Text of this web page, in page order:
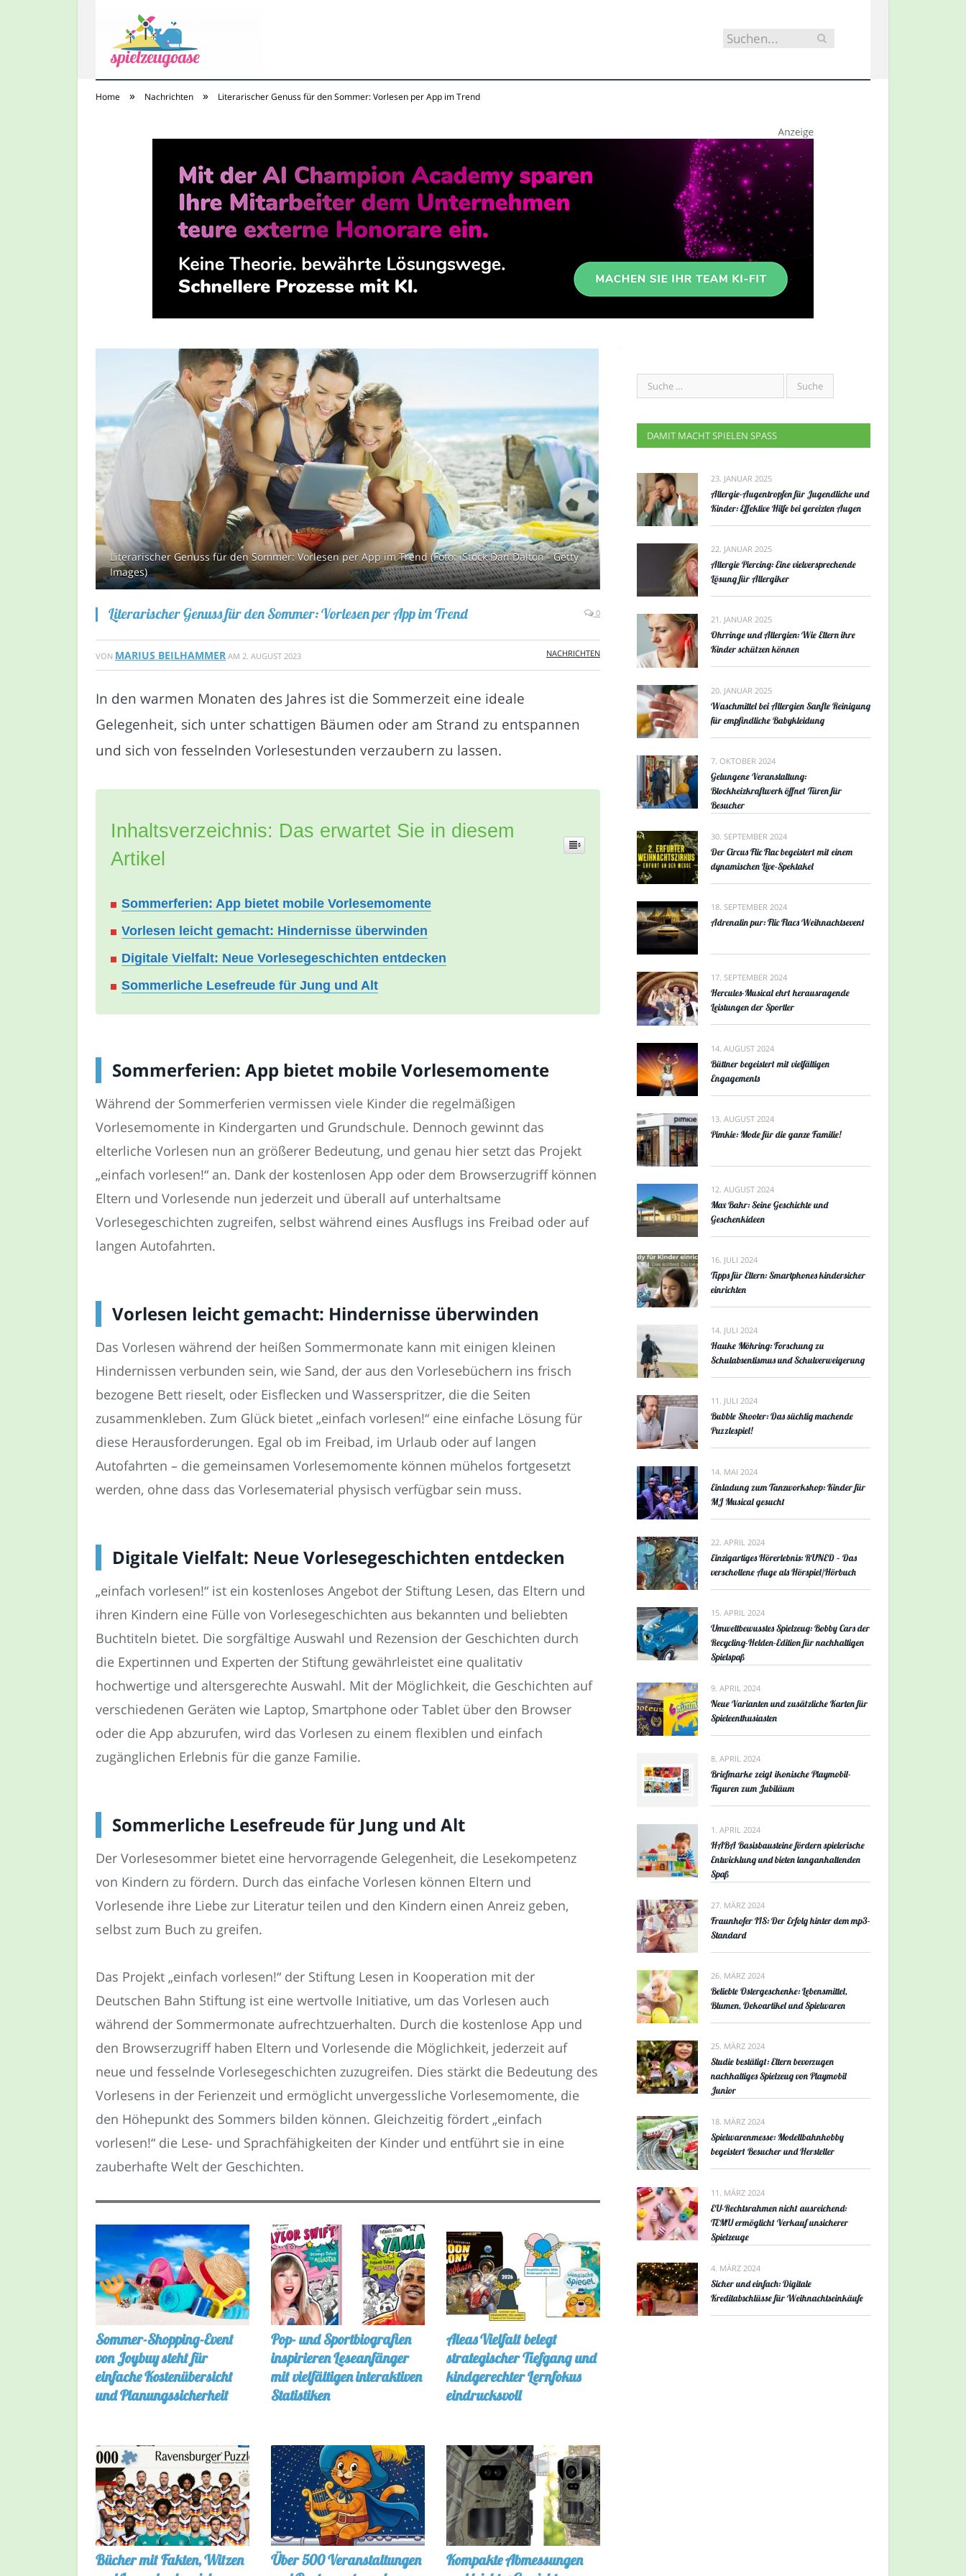
Home » Nachrichten » Literarischer Genuss für den Sommer: Vorlesen per App im Trend
Literarischer Genuss für den Sommer: Vorlesen per App im Trend (Foto: iStock Dan Dalton - Getty
Images)
Literarischer Genuss für den Sommer: Vorlesen per App im Trend 0
VON MARIUS BEILHAMMER AM 2. AUGUST 2023 NACHRICHTEN
In den warmen Monaten des Jahres ist die Sommerzeit eine ideale
Gelegenheit, sich unter schattigen Bäumen oder am Strand zu entspannen
und sich von fesselnden Vorlesestunden verzaubern zu lassen.
Inhaltsverzeichnis: Das erwartet Sie in diesem
Artikel
Sommerferien: App bietet mobile Vorlesemomente
Vorlesen leicht gemacht: Hindernisse überwinden
Digitale Vielfalt: Neue Vorlesegeschichten entdecken
Sommerliche Lesefreude für Jung und Alt
Sommerferien: App bietet mobile Vorlesemomente
Während der Sommerferien vermissen viele Kinder die regelmäßigen
Vorlesemomente in Kindergarten und Grundschule. Dennoch gewinnt das
elterliche Vorlesen nun an größerer Bedeutung, und genau hier setzt das Projekt
„einfach vorlesen!“ an. Dank der kostenlosen App oder dem Browserzugriff können
Eltern und Vorlesende nun jederzeit und überall auf unterhaltsame
Vorlesegeschichten zugreifen, selbst während eines Ausflugs ins Freibad oder auf
langen Autofahrten.
Vorlesen leicht gemacht: Hindernisse überwinden
Das Vorlesen während der heißen Sommermonate kann mit einigen kleinen
Hindernissen verbunden sein, wie Sand, der aus den Vorlesebüchern ins frisch
bezogene Bett rieselt, oder Eisflecken und Wasserspritzer, die die Seiten
zusammenkleben. Zum Glück bietet „einfach vorlesen!“ eine einfache Lösung für
diese Herausforderungen. Egal ob im Freibad, im Urlaub oder auf langen
Autofahrten – die gemeinsamen Vorlesemomente können mühelos fortgesetzt
werden, ohne dass das Vorlesematerial physisch verfügbar sein muss.
Digitale Vielfalt: Neue Vorlesegeschichten entdecken
„einfach vorlesen!“ ist ein kostenloses Angebot der Stiftung Lesen, das Eltern und
ihren Kindern eine Fülle von Vorlesegeschichten aus bekannten und beliebten
Buchtiteln bietet. Die sorgfältige Auswahl und Rezension der Geschichten durch
die Expertinnen und Experten der Stiftung gewährleistet eine qualitativ
hochwertige und altersgerechte Auswahl. Mit der Möglichkeit, die Geschichten auf
verschiedenen Geräten wie Laptop, Smartphone oder Tablet über den Browser
oder die App abzurufen, wird das Vorlesen zu einem flexiblen und einfach
zugänglichen Erlebnis für die ganze Familie.
Sommerliche Lesefreude für Jung und Alt
Der Vorlesesommer bietet eine hervorragende Gelegenheit, die Lesekompetenz
von Kindern zu fördern. Durch das einfache Vorlesen können Eltern und
Vorlesende ihre Liebe zur Literatur teilen und den Kindern einen Anreiz geben,
selbst zum Buch zu greifen.
Das Projekt „einfach vorlesen!“ der Stiftung Lesen in Kooperation mit der
Deutschen Bahn Stiftung ist eine wertvolle Initiative, um das Vorlesen auch
während der Sommermonate aufrechtzuerhalten. Durch die kostenlose App und
den Browserzugriff haben Eltern und Vorlesende die Möglichkeit, jederzeit auf
neue und fesselnde Vorlesegeschichten zuzugreifen. Dies stärkt die Bedeutung des
Vorlesens in der Ferienzeit und ermöglicht unvergessliche Vorlesemomente, die
den Höhepunkt des Sommers bilden können. Gleichzeitig fördert „einfach
vorlesen!“ die Lese- und Sprachfähigkeiten der Kinder und entführt sie in eine
zauberhafte Welt der Geschichten.
Sommer-Shopping-Event
von Joybuy steht für
einfache Kostenübersicht
und Planungssicherheit
Pop- und Sportbiografien
inspirieren Leseanfänger
mit vielfältigen interaktiven
Statistiken
Aleas Vielfalt belegt
strategischer Tiefgang und
kindgerechter Lernfokus
eindrucksvoll
Bücher mit Fakten, Witzen
Über 500 Veranstaltungen
Kompakte Abmessungen
DAMIT MACHT SPIELEN SPASS
23. JANUAR 2025
Allergie-Augentropfen für Jugendliche und
Kinder: Effektive Hilfe bei gereizten Augen
22. JANUAR 2025
Allergie Piercing: Eine vielversprechende
Lösung für Allergiker
21. JANUAR 2025
Ohrringe und Allergien: Wie Eltern ihre
Kinder schützen können
20. JANUAR 2025
Waschmittel bei Allergien Sanfte Reinigung
für empfindliche Babykleidung
7. OKTOBER 2024
Gelungene Veranstaltung:
Blockheizkraftwerk öffnet Türen für
Besucher
30. SEPTEMBER 2024
Der Circus Flic Flac begeistert mit einem
dynamischen Live-Spektakel
18. SEPTEMBER 2024
Adrenalin pur: Flic Flacs Weihnachtsevent
17. SEPTEMBER 2024
Hercules-Musical ehrt herausragende
Leistungen der Sportler
14. AUGUST 2024
Büttner begeistert mit vielfältigen
Engagements
13. AUGUST 2024
Pimkie: Mode für die ganze Familie!
12. AUGUST 2024
Max Bahr: Seine Geschichte und
Geschenkideen
16. JULI 2024
Tipps für Eltern: Smartphones kindersicher
einrichten
14. JULI 2024
Hauke Möhring: Forschung zu
Schulabsentismus und Schulverweigerung
11. JULI 2024
Bubble Shooter: Das süchtig machende
Puzzlespiel!
14. MAI 2024
Einladung zum Tanzworkshop: Kinder für
MJ Musical gesucht
22. APRIL 2024
Einzigartiges Hörerlebnis: RUNED – Das
verschollene Auge als Hörspiel/Hörbuch
15. APRIL 2024
Umweltbewusstes Spielzeug: Bobby Cars der
Recycling-Helden-Edition für nachhaltigen
Spielspaß
9. APRIL 2024
Neue Varianten und zusätzliche Karten für
Spieleenthusiasten
8. APRIL 2024
Briefmarke zeigt ikonische Playmobil-
Figuren zum Jubiläum
1. APRIL 2024
HABA Basisbausteine fördern spielerische
Entwicklung und bieten langanhaltenden
Spaß
27. MÄRZ 2024
Fraunhofer IIS: Der Erfolg hinter dem mp3-
Standard
26. MÄRZ 2024
Beliebte Ostergeschenke: Lebensmittel,
Blumen, Dekoartikel und Spielwaren
25. MÄRZ 2024
Studie bestätigt: Eltern bevorzugen
nachhaltiges Spielzeug von Playmobil
Junior
18. MÄRZ 2024
Spielwarenmesse: Modellbahnhobby
begeistert Besucher und Hersteller
11. MÄRZ 2024
EU-Rechtsrahmen nicht ausreichend:
TEMU ermöglicht Verkauf unsicherer
Spielzeuge
4. MÄRZ 2024
Sicher und einfach: Digitale
Kreditabschlüsse für Weihnachtseinkäufe